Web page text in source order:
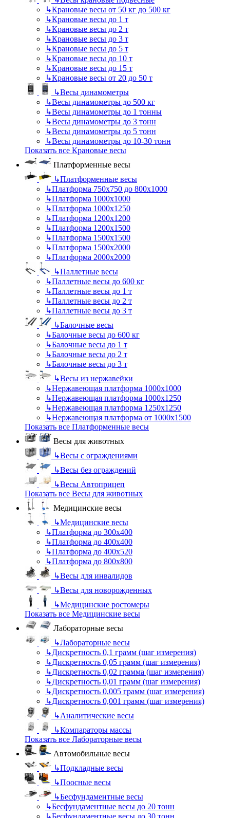
↳Крановые весы от 50 кг до 500 кг
↳Крановые весы до 1 т
↳Крановые весы до 2 т
↳Крановые весы до 3 т
↳Крановые весы до 5 т
↳Крановые весы до 10 т
↳Крановые весы до 15 т
↳Крановые весы от 20 до 50 т
↳Весы динамометры
↳Весы динамометры до 500 кг
↳Весы динамометры до 1 тонны
↳Весы динамометры до 3 тонн
↳Весы динамометры до 5 тонн
↳Весы динамометры до 10-30 тонн
Показать все Крановые весы
Платформенные весы
↳Платформенные весы
↳Платформа 750х750 до 800х1000
↳Платформа 1000х1000
↳Платформа 1000х1250
↳Платформа 1200х1200
↳Платформа 1200х1500
↳Платформа 1500х1500
↳Платформа 1500х2000
↳Платформа 2000х2000
↳Паллетные весы
↳Паллетные весы до 600 кг
↳Паллетные весы до 1 т
↳Паллетные весы до 2 т
↳Паллетные весы до 3 т
↳Балочные весы
↳Балочные весы до 600 кг
↳Балочные весы до 1 т
↳Балочные весы до 2 т
↳Балочные весы до 3 т
↳Весы из нержавейки
↳Нержавеющая платформа 1000х1000
↳Нержавеющая платформа 1000х1250
↳Нержавеющая платформа 1250х1250
↳Нержавеющая платформа от 1000х1500
Показать все Платформенные весы
Весы для животных
↳Весы с ограждениями
↳Весы без ограждений
↳Весы Автоприцеп
Показать все Весы для животных
Медицинские весы
↳Медицинские весы
↳Платформа до 300х400
↳Платформа до 400х400
↳Платформа до 400х520
↳Платформа до 800х800
↳Весы для инвалидов
↳Весы для новорожденных
↳Медицинские ростомеры
Показать все Медицинские весы
Лабораторные весы
↳Лабораторные весы
↳Дискретность 0,1 грамм (шаг измерения)
↳Дискретность 0,05 грамм (шаг измерения)
↳Дискретность 0,02 грамма (шаг измерения)
↳Дискретность 0,01 грамм (шаг измерения)
↳Дискретность 0,005 грамм (шаг измерения)
↳Дискретность 0,001 грамм (шаг измерения)
↳Аналитические весы
↳Компараторы массы
Показать все Лабораторные весы
Автомобильные весы
↳Подкладные весы
↳Поосные весы
↳Бесфундаментные весы
↳Бесфундаментные весы до 20 тонн
↳Бесфундаментные весы до 30 тонн